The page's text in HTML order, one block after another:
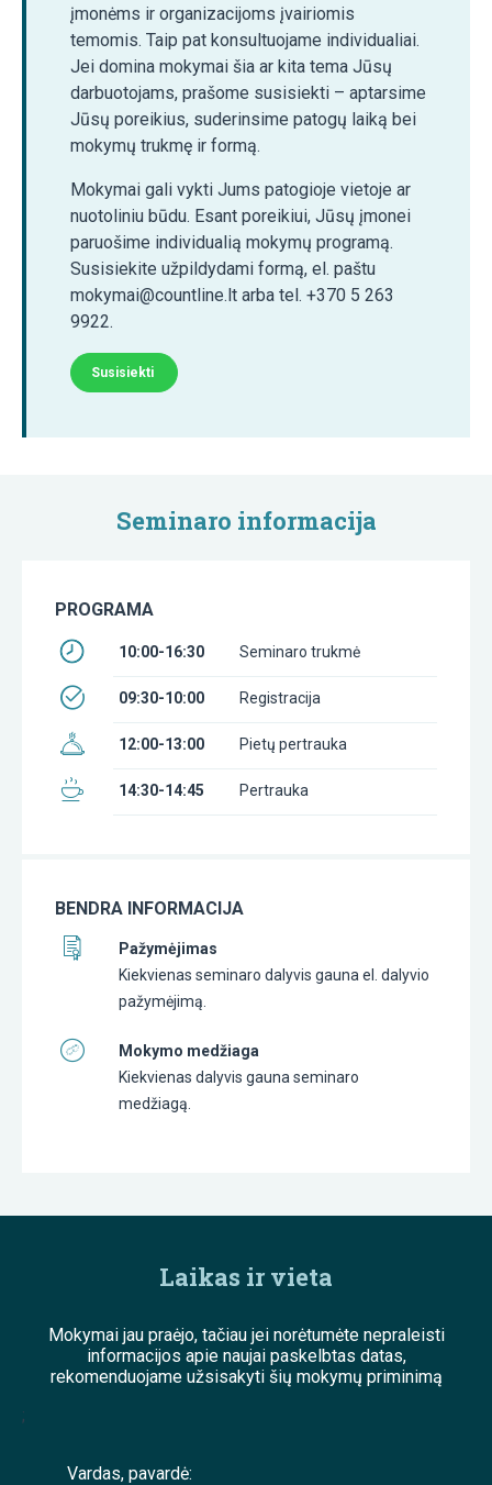
įmonėms ir organizacijoms įvairiomis
temomis. Taip pat konsultuojame individualiai.
Jei domina mokymai šia ar kita tema Jūsų
darbuotojams, prašome susisiekti – aptarsime
Jūsų poreikius, suderinsime patogų laiką bei
mokymų trukmę ir formą.
Mokymai gali vykti Jums patogioje vietoje ar
nuotoliniu būdu. Esant poreikiui, Jūsų įmonei
paruošime individualią mokymų programą.
Susisiekite užpildydami formą, el. paštu
mokymai@countline.lt arba tel. +370 5 263
9922.
Susisiekti
Seminaro informacija
PROGRAMA
10:00-16:30 Seminaro trukmė
09:30-10:00 Registracija
12:00-13:00 Pietų pertrauka
14:30-14:45 Pertrauka
BENDRA INFORMACIJA
Pažymėjimas
Kiekvienas seminaro dalyvis gauna el. dalyvio
pažymėjimą.
Mokymo medžiaga
Kiekvienas dalyvis gauna seminaro
medžiagą.
Laikas ir vieta
Mokymai jau praėjo, tačiau jei norėtumėte nepraleisti
informacijos apie naujai paskelbtas datas,
rekomenduojame užsisakyti šių mokymų priminimą
;
Vardas, pavardė: